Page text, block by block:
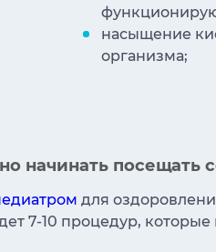
насыщение
организма;
начинать посещать
для
7-10 процедур,